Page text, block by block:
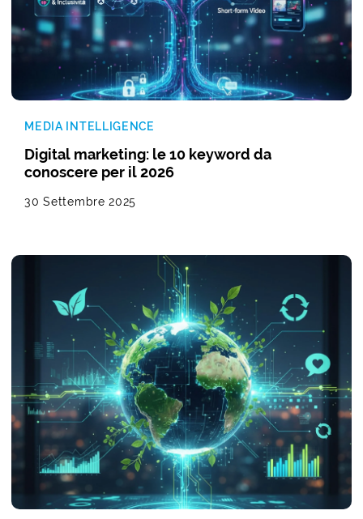
MEDIA INTELLIGENCE
Digital marketing: le 10 keyword da
conoscere per il 2026
30 Settembre 2025